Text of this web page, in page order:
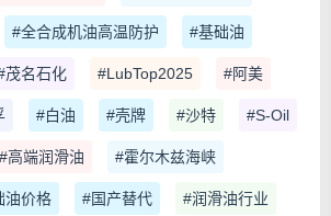
#全合成机油高温防护 #基础油
茂名石化 #LubTop2025 #阿美
#白油 #壳牌 #沙特 #S-Oil
#高端润滑油 #霍尔木兹海峡
油价格 #国产替代 #润滑油行业